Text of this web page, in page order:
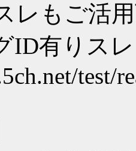
レもご活
ID有りスレ
test/